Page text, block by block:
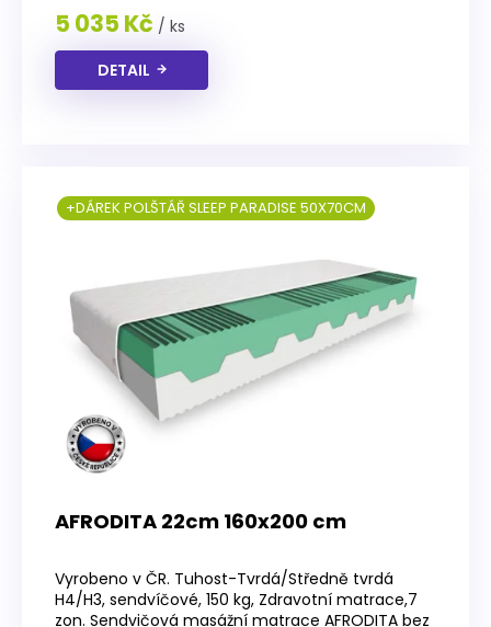
hvězdiček.
5 035 Kč / ks
DETAIL
AFRODITA 22cm 160x200 cm
hodnocení
produktu
je
+DÁREK POLŠTÁŘ SLEEP PARADISE 50X70CM
Vyrobeno v ČR. Tuhost-Tvrdá/Středně tvrdá
H4/H3, sendvíčové, 150 kg, Zdravotní matrace,7
zon. Sendvičová masážní matrace AFRODITA bez